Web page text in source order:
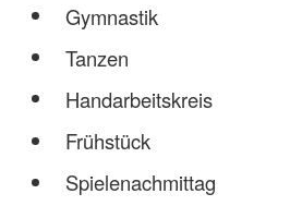
Gymnastik
Tanzen
Handarbeitskreis
Frühstück
Spielenachmittag